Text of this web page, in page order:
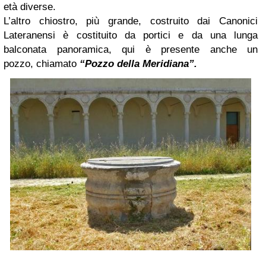
età diverse.
L’altro chiostro, più grande, costruito dai Canonici
Lateranensi è costituito da portici e da una lunga
balconata panoramica, qui è presente anche un
pozzo, chiamato “Pozzo della Meridiana”.